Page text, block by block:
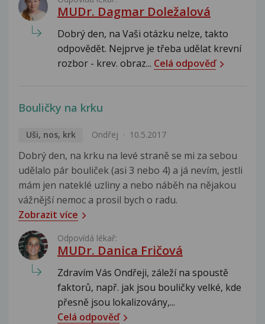
MUDr. Dagmar Doležalová
Dobrý den, na Vaši otázku nelze, takto
odpovědět. Nejprve je třeba udělat krevní
rozbor - krev. obraz... Celá odpověď
Bouličky na krku
Uši, nos, krk Ondřej 10.5.2017
Dobrý den, na krku na levé straně se mi za sebou
udělalo pár bouliček (asi 3 nebo 4) a já nevím, jestli
mám jen nateklé uzliny a nebo náběh na nějakou
vážnější nemoc a prosil bych o radu.
Zobrazit více
Odpovídá lékař:
MUDr. Danica Fričová
Zdravím Vás Ondřeji, záleží na spoustě
faktorů, např. jak jsou bouličky velké, kde
přesně jsou lokalizovány,...
Celá odpověď